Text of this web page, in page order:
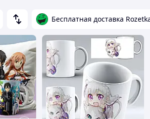
Бесплатная доставка